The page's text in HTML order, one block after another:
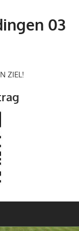
03
ZIEL!